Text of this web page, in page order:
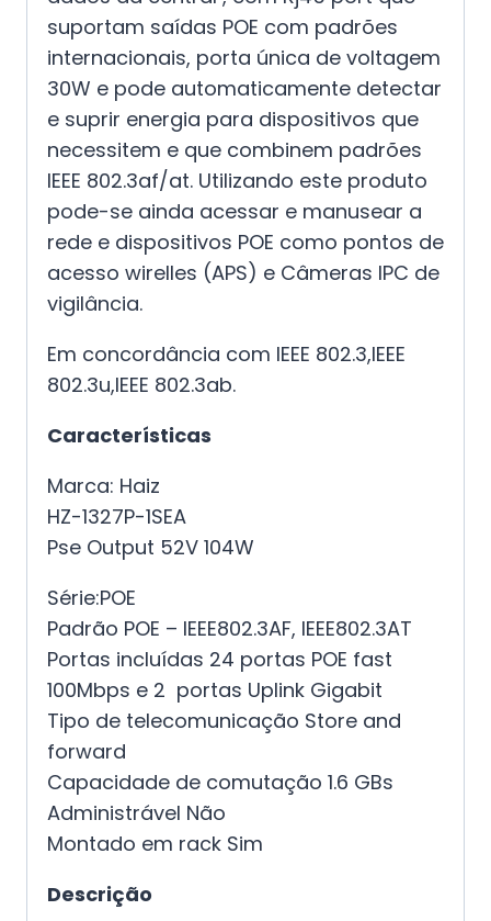
suportam saídas POE com padrões
internacionais, porta única de voltagem
30W e pode automaticamente detectar
e suprir energia para dispositivos que
necessitem e que combinem padrões
IEEE 802.3af/at. Utilizando este produto
pode-se ainda acessar e manusear a
rede e dispositivos POE como pontos de
acesso wirelles (APS) e Câmeras IPC de
vigilância.
Em concordância com IEEE 802.3,IEEE
802.3u,IEEE 802.3ab.
Características
Marca: Haiz
HZ-1327P-1SEA
Pse Output 52V 104W
Série:POE
Padrão POE – IEEE802.3AF, IEEE802.3AT
Portas incluídas 24 portas POE fast
100Mbps e 2 portas Uplink Gigabit
Tipo de telecomunicação Store and
forward
Capacidade de comutação 1.6 GBs
Administrável Não
Montado em rack Sim
Descrição